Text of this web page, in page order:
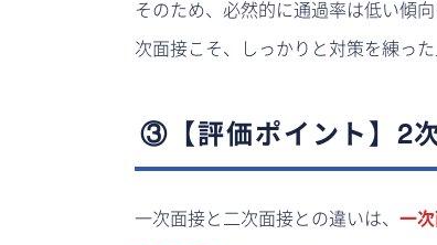
そのため、必然的に通過率は低い傾向
次面接こそ、しっかりと対策を練った
③【評価ポイント】2
一次面接と二次面接との違いは、 一